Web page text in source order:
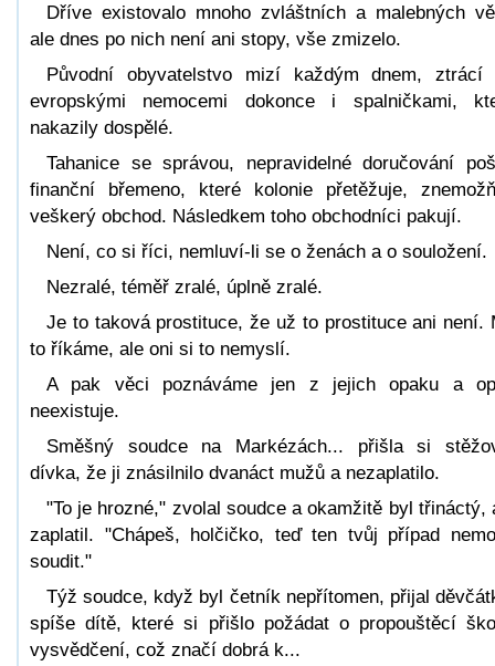
Dříve existovalo mnoho zvláštních a malebných
ale dnes po nich není ani stopy, vše zmizelo.
Původní obyvatelstvo mizí každým dnem, ztrácí
evropskými nemocemi dokonce i spalničkami,
nakazily dospělé.
Tahanice se správou, nepravidelné doručování
finanční břemeno, které kolonie přetěžuje,
veškerý obchod. Následkem toho obchodníci pakují.
Není, co si říci, nemluví-li se o ženách a o souložení.
Nezralé, téměř zralé, úplně zralé.
Je to taková prostituce, že už to prostituce ani není.
to říkáme, ale oni si to nemyslí.
A pak věci poznáváme jen z jejich opaku a
neexistuje.
Směšný soudce na Markézách... přišla si
dívka, že ji znásilnilo dvanáct mužů a nezaplatilo.
"To je hrozné," zvolal soudce a okamžitě byl třináctý,
zaplatil. "Chápeš, holčičko, teď ten tvůj případ
soudit."
Týž soudce, když byl četník nepřítomen, přijal
spíše dítě, které si přišlo požádat o propouštěcí
vysvědčení, což značí dobrá k...